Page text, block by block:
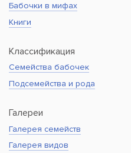
Бабочки в мифах
Книги
Классификация
Семейства бабочек
Подсемейства и рода
Галереи
Галерея семейств
Галерея видов